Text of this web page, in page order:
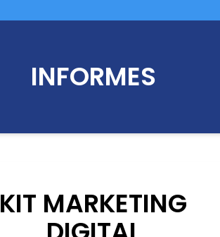
INFORMES
KIT MARKETING